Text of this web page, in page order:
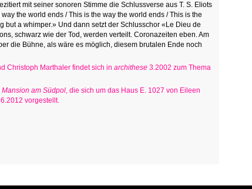
mit seiner sonoren Stimme die Schlussverse aus T. S. Eliots
way the world ends / This is the way the world ends / This is the
but a whimper.» Und dann setzt der Schlusschor «Le Dieu de
schwarz wie der Tod, werden verteilt. Coronazeiten eben. Am
die Bühne, als wäre es möglich, diesem brutalen Ende noch
Christoph Marthaler findet sich in archithese 3.2002 zum Thema
Mansion am Südpol, die sich um das Haus E. 1027 von Eileen
6.2012 vorgestellt.